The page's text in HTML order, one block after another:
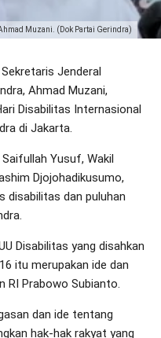
Muzani. (Dok Partai Gerindra)
Sekretaris Jenderal
Ahmad Muzani,
Disabilitas Internasional
di Jakarta.
Yusuf, Wakil
Djojohadikusumo,
disabilitas dan puluhan
Disabilitas yang disahkan
itu merupakan ide dan
RI Prabowo Subianto.
dan ide tentang
hak-hak rakyat yang